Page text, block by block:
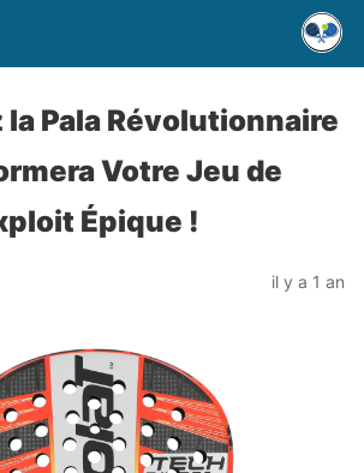
Pala Révolutionnaire
Votre Jeu de
Épique !
il y a 1 an